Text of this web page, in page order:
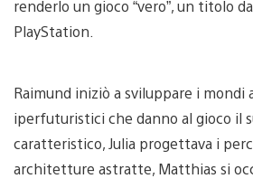
renderlo un gioco “vero”, un titolo
PlayStation.
Raimund iniziò a sviluppare i mondi
iperfuturistici che danno al gioco il
caratteristico, Julia progettava i
architetture astratte, Matthias si